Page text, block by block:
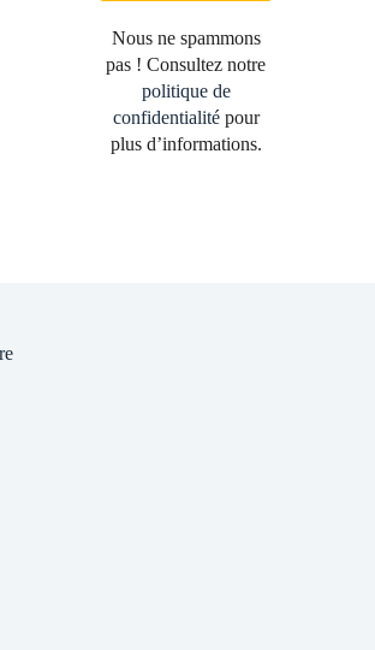
Nous ne spammons
pas ! Consultez notre
politique de
confidentialitépour
plus d’informations.